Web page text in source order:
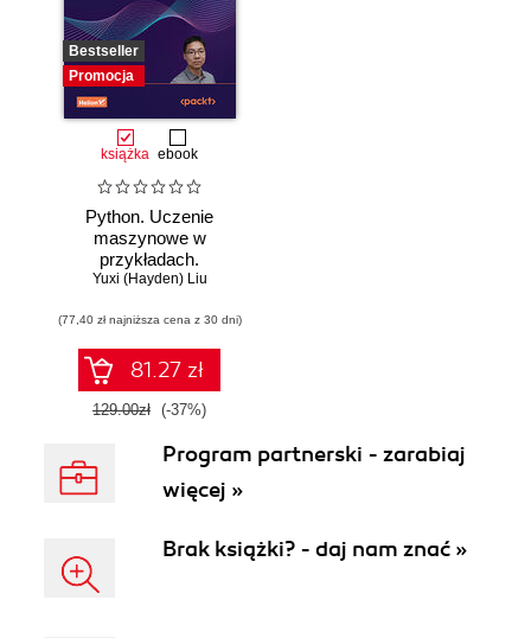
Bestseller
Promocja
książka ebook
Python. Uczenie
maszynowe w
przykładach.
Najlepsze praktyki
zastosowaniach.
Wydanie IV
Yuxi (Hayden) Liu
(77,40 zł najniższa cena z 30 dni)
81.27 zł
129.00zł (-37%)
Program partnerski - zarabiaj
więcej »
Brak książki? - daj nam znać »